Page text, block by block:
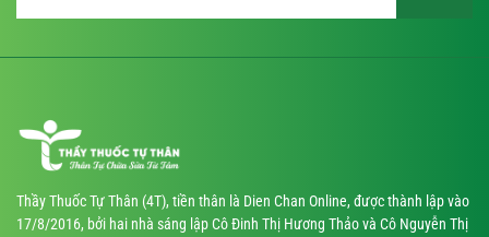
Thầy Thuốc Tự Thân (4T), tiền thân là Dien Chan Online, được thành lập vào
17/8/2016, bởi hai nhà sáng lập Cô Đinh Thị Hương Thảo và Cô Nguyễn Thị